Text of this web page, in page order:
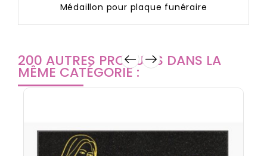
Médaillon pour plaque funéraire
200 AUTRES PRODUITS DANS LA
MÊME CATÉGORIE :